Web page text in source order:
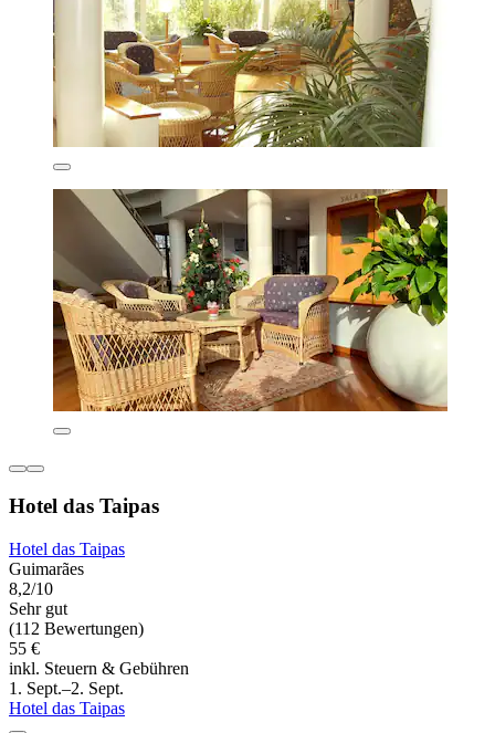
Hotel das Taipas
Hotel das Taipas
Guimarães
8,2/10
Sehr gut
(112 Bewertungen)
55 €
inkl. Steuern & Gebühren
1. Sept.–2. Sept.
Hotel das Taipas